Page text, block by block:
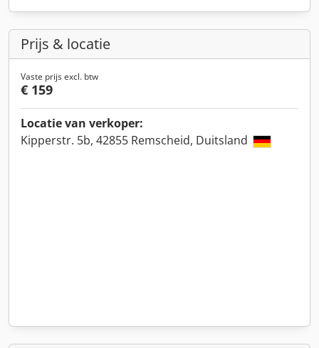
Prijs & locatie
Vaste prijs excl. btw
€ 159
Locatie van verkoper:
Kipperstr. 5b, 42855 Remscheid, Duitsland